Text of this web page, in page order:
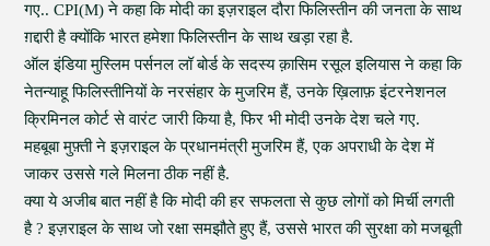
गए.. CPI(M) ने कहा कि मोदी का इज़राइल दौरा फिलिस्तीन की जनता के साथ
ग़द्दारी है क्योंकि भारत हमेशा फिलिस्तीन के साथ खड़ा रहा है.
ऑल इंडिया मुस्लिम पर्सनल लॉ बोर्ड के सदस्य क़ासिम रसूल इलियास ने कहा कि
नेतन्याहू फिलिस्तीनियों के नरसंहार के मुजरिम हैं, उनके ख़िलाफ़ इंटरनेशनल
क्रिमिनल कोर्ट से वारंट जारी किया है, फिर भी मोदी उनके देश चले गए.
महबूबा मुफ़्ती ने इज़राइल के प्रधानमंत्री मुजरिम हैं, एक अपराधी के देश में
जाकर उससे गले मिलना ठीक नहीं है.
क्या ये अजीब बात नहीं है कि मोदी की हर सफलता से कुछ लोगों को मिर्ची लगती
है ? इज़राइल के साथ जो रक्षा समझौते हुए हैं, उससे भारत की सुरक्षा को मजबूती